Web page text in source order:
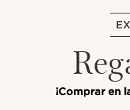
¡Comprar en